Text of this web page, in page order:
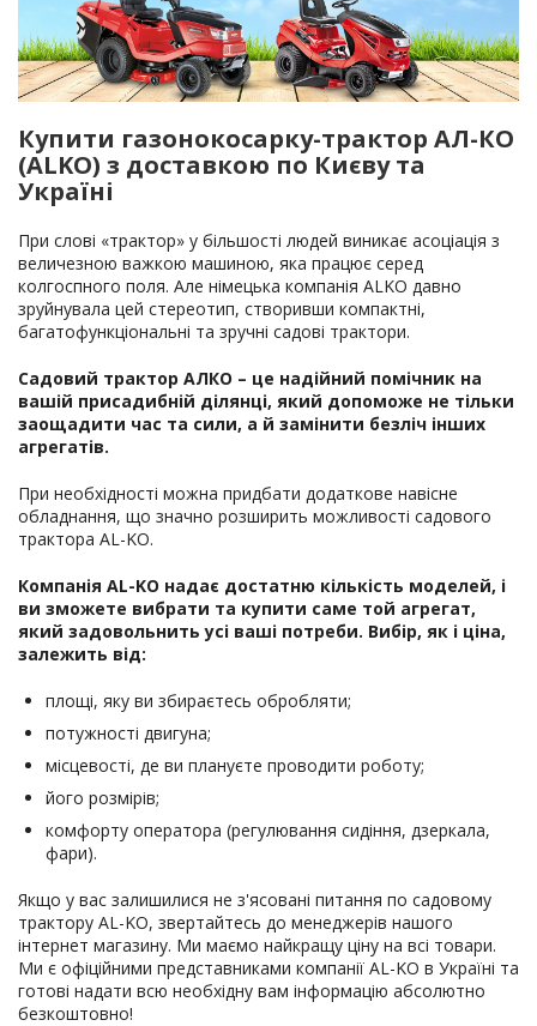
Купити газонокосарку-трактор АЛ-КО
(ALKO) з доставкою по Києву та
Україні
При слові «трактор» у більшості людей виникає асоціація з
величезною важкою машиною, яка працює серед
колгоспного поля. Але німецька компанія ALKO давно
зруйнувала цей стереотип, створивши компактні,
багатофункціональні та зручні садові трактори.
Садовий трактор АЛКО – це надійний помічник на
вашій присадибній ділянці, який допоможе не тільки
заощадити час та сили, а й замінити безліч інших
агрегатів.
При необхідності можна придбати додаткове навісне
обладнання, що значно розширить можливості садового
трактора AL-KO.
Компанія AL-KO надає достатню кількість моделей, і
ви зможете вибрати та купити саме той агрегат,
який задовольнить усі ваші потреби. Вибір, як і ціна,
залежить від:
площі, яку ви збираєтесь обробляти;
потужності двигуна;
місцевості, де ви плануєте проводити роботу;
його розмірів;
комфорту оператора (регулювання сидіння, дзеркала,
фари).
Якщо у вас залишилися не з'ясовані питання по садовому
трактору AL-KO, звертайтесь до менеджерів нашого
інтернет магазину. Ми маємо найкращу ціну на всі товари.
Ми є офіційними представниками компанії AL-KO в Україні та
готові надати всю необхідну вам інформацію абсолютно
безкоштовно!